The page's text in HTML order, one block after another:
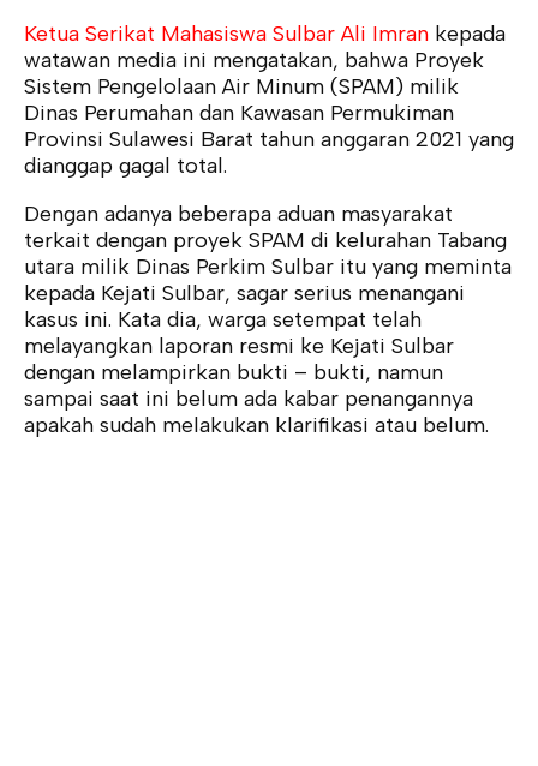
Ketua Serikat Mahasiswa Sulbar Ali Imran kepada
watawan media ini mengatakan, bahwa Proyek
Sistem Pengelolaan Air Minum (SPAM) milik
Dinas Perumahan dan Kawasan Permukiman
Provinsi Sulawesi Barat tahun anggaran 2021 yang
dianggap gagal total.
Dengan adanya beberapa aduan masyarakat
terkait dengan proyek SPAM di kelurahan Tabang
utara milik Dinas Perkim Sulbar itu yang meminta
kepada Kejati Sulbar, sagar serius menangani
kasus ini. Kata dia, warga setempat telah
melayangkan laporan resmi ke Kejati Sulbar
dengan melampirkan bukti – bukti, namun
sampai saat ini belum ada kabar penangannya
apakah sudah melakukan klarifikasi atau belum.